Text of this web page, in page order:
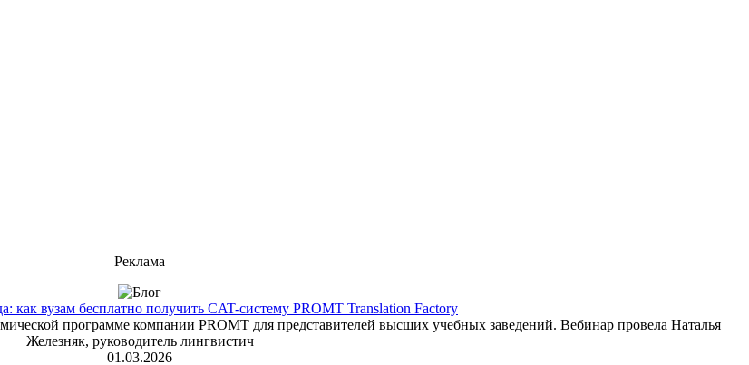
Реклама
как вузам бесплатно получить CAT-систему PROMT Translation Factory
программе компании PROMT для представителей высших учебных заведений. Вебинар провела Наталья
Железняк, руководитель лингвистич
01.03.2026